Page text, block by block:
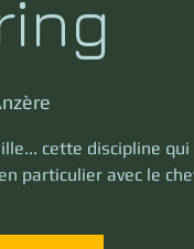
cette discipline qui
particulier avec le